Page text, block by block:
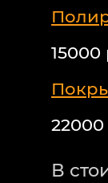
15000
В